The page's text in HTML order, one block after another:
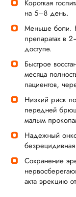
Короткая
на 5–8 день.
Меньше боли.
препаратах в
доступе.
Быстрое
месяца
пациентов,
Низкий риск
передней
малым
Надежный
Сохранение
акта эрекцию